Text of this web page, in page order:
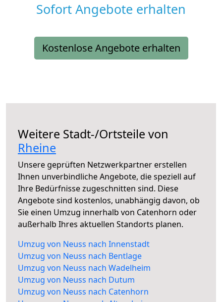
Sofort Angebote erhalten
Kostenlose Angebote erhalten
Weitere Stadt-/Ortsteile von
Rheine
Unsere geprüften Netzwerkpartner erstellen
Ihnen unverbindliche Angebote, die speziell auf
Ihre Bedürfnisse zugeschnitten sind. Diese
Angebote sind kostenlos, unabhängig davon, ob
Sie einen Umzug innerhalb von Catenhorn oder
außerhalb Ihres aktuellen Standorts planen.
Umzug von Neuss nach Innenstadt
Umzug von Neuss nach Bentlage
Umzug von Neuss nach Wadelheim
Umzug von Neuss nach Dutum
Umzug von Neuss nach Catenhorn